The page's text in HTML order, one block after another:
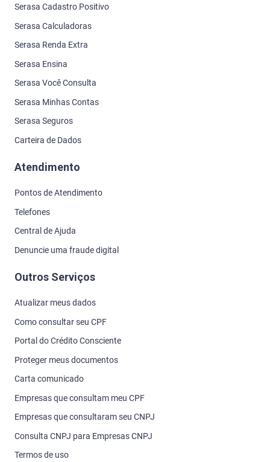
Serasa Cadastro Positivo
Serasa Calculadoras
Serasa Renda Extra
Serasa Ensina
Serasa Você Consulta
Serasa Minhas Contas
Serasa Seguros
Carteira de Dados
Atendimento
Pontos de Atendimento
Telefones
Central de Ajuda
Denuncie uma fraude digital
Outros Serviços
Atualizar meus dados
Como consultar seu CPF
Portal do Crédito Consciente
Proteger meus documentos
Carta comunicado
Empresas que consultam meu CPF
Empresas que consultaram seu CNPJ
Consulta CNPJ para Empresas CNPJ
Termos de uso